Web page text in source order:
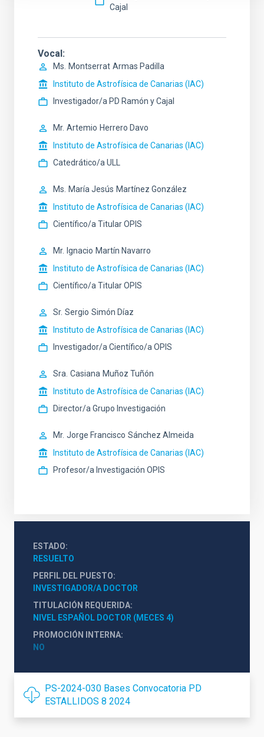
Cajal
Vocal
Ms. Montserrat Armas Padilla
Instituto de Astrofísica de Canarias (IAC)
Investigador/a PD Ramón y Cajal
Mr. Artemio Herrero Davo
Instituto de Astrofísica de Canarias (IAC)
Catedrático/a ULL
Ms. María Jesús Martínez González
Instituto de Astrofísica de Canarias (IAC)
Científico/a Titular OPIS
Mr. Ignacio Martín Navarro
Instituto de Astrofísica de Canarias (IAC)
Científico/a Titular OPIS
Sr. Sergio Simón Díaz
Instituto de Astrofísica de Canarias (IAC)
Investigador/a Científico/a OPIS
Sra. Casiana Muñoz Tuñón
Instituto de Astrofísica de Canarias (IAC)
Director/a Grupo Investigación
Mr. Jorge Francisco Sánchez Almeida
Instituto de Astrofísica de Canarias (IAC)
Profesor/a Investigación OPIS
ESTADO
RESUELTO
PERFIL DEL PUESTO
INVESTIGADOR/A DOCTOR
TITULACIÓN REQUERIDA
NIVEL ESPAÑOL DOCTOR (MECES 4)
PROMOCIÓN INTERNA
NO
PS-2024-030 Bases Convocatoria PD
ESTALLIDOS 8 2024